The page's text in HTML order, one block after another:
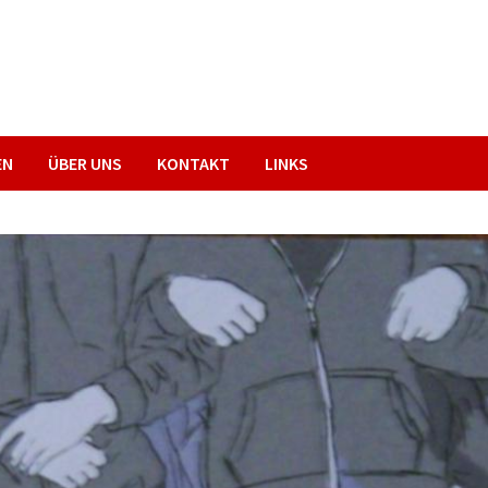
ÜBER UNS KONTAKT LINKS